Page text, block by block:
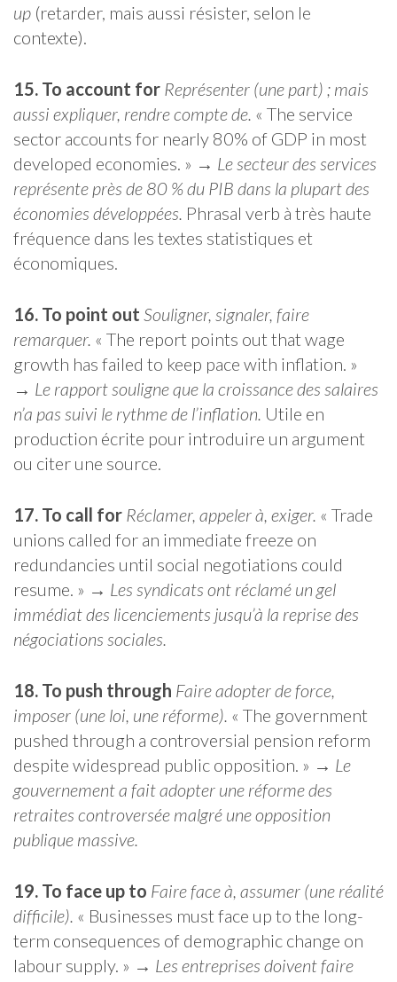
up (retarder, mais aussi résister, selon le
contexte).
15. To account for Représenter (une part) ; mais
aussi expliquer, rendre compte de. « The service
sector accounts for nearly 80% of GDP in most
developed economies. » → Le secteur des services
représente près de 80 % du PIB dans la plupart des
économies développées. Phrasal verb à très haute
fréquence dans les textes statistiques et
économiques.
16. To point out Souligner, signaler, faire
remarquer. « The report points out that wage
growth has failed to keep pace with inflation. »
→ Le rapport souligne que la croissance des salaires
n’a pas suivi le rythme de l’inflation. Utile en
production écrite pour introduire un argument
ou citer une source.
17. To call for Réclamer, appeler à, exiger. « Trade
unions called for an immediate freeze on
redundancies until social negotiations could
resume. » → Les syndicats ont réclamé un gel
immédiat des licenciements jusqu’à la reprise des
négociations sociales.
18. To push through Faire adopter de force,
imposer (une loi, une réforme). « The government
pushed through a controversial pension reform
despite widespread public opposition. » → Le
gouvernement a fait adopter une réforme des
retraites controversée malgré une opposition
publique massive.
19. To face up to Faire face à, assumer (une réalité
difficile). « Businesses must face up to the long-
term consequences of demographic change on
labour supply. » → Les entreprises doivent faire